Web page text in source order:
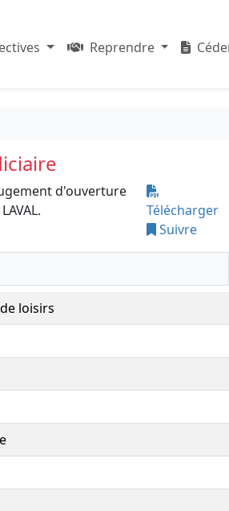
Reprendre
d'ouverture
Télécharger
Suivre
loisirs